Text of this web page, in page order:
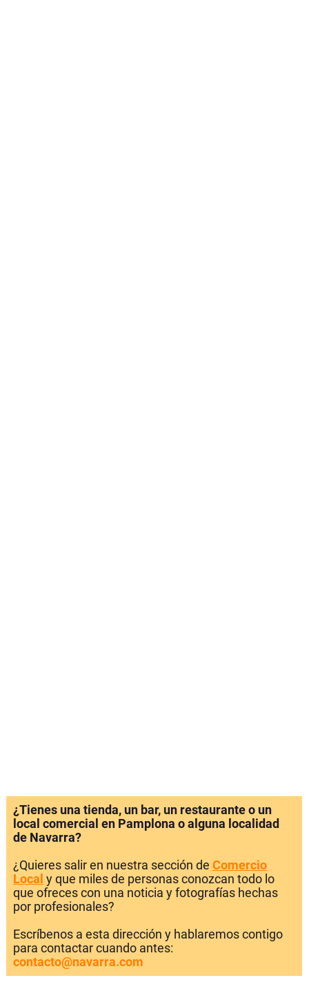
¿Tienes una tienda, un bar, un restaurante o un
local comercial en Pamplona o alguna localidad
de Navarra?
¿Quieres salir en nuestra sección de Comercio
Local y que miles de personas conozcan todo lo
que ofreces con una noticia y fotografías hechas
por profesionales?
Escríbenos a esta dirección y hablaremos contigo
para contactar cuando antes:
contacto@navarra.com